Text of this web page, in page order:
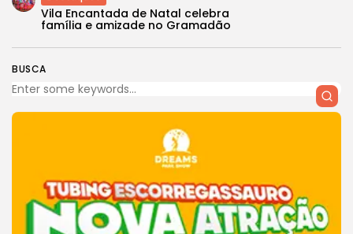
BUSCA
Vila Encantada de Natal celebra
família e amizade no Gramadão